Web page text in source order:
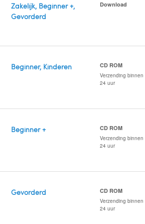
Zakelijk, Beginner +,
Gevorderd
Download
Beginner, Kinderen CD ROM
Verzending binnen
24 uur
Beginner + CD ROM
Verzending binnen
24 uur
Gevorderd CD ROM
Verzending binnen
24 uur